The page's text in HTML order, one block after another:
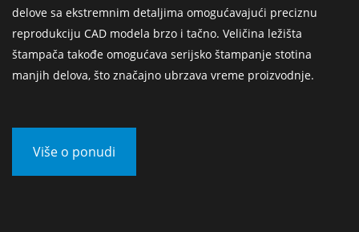
delove sa ekstremnim detaljima omogućavajući preciznu
reprodukciju CAD modela brzo i tačno. Veličina ležišta
štampača takođe omogućava serijsko štampanje stotina
manjih delova, što značajno ubrzava vreme proizvodnje.
Više o ponudi